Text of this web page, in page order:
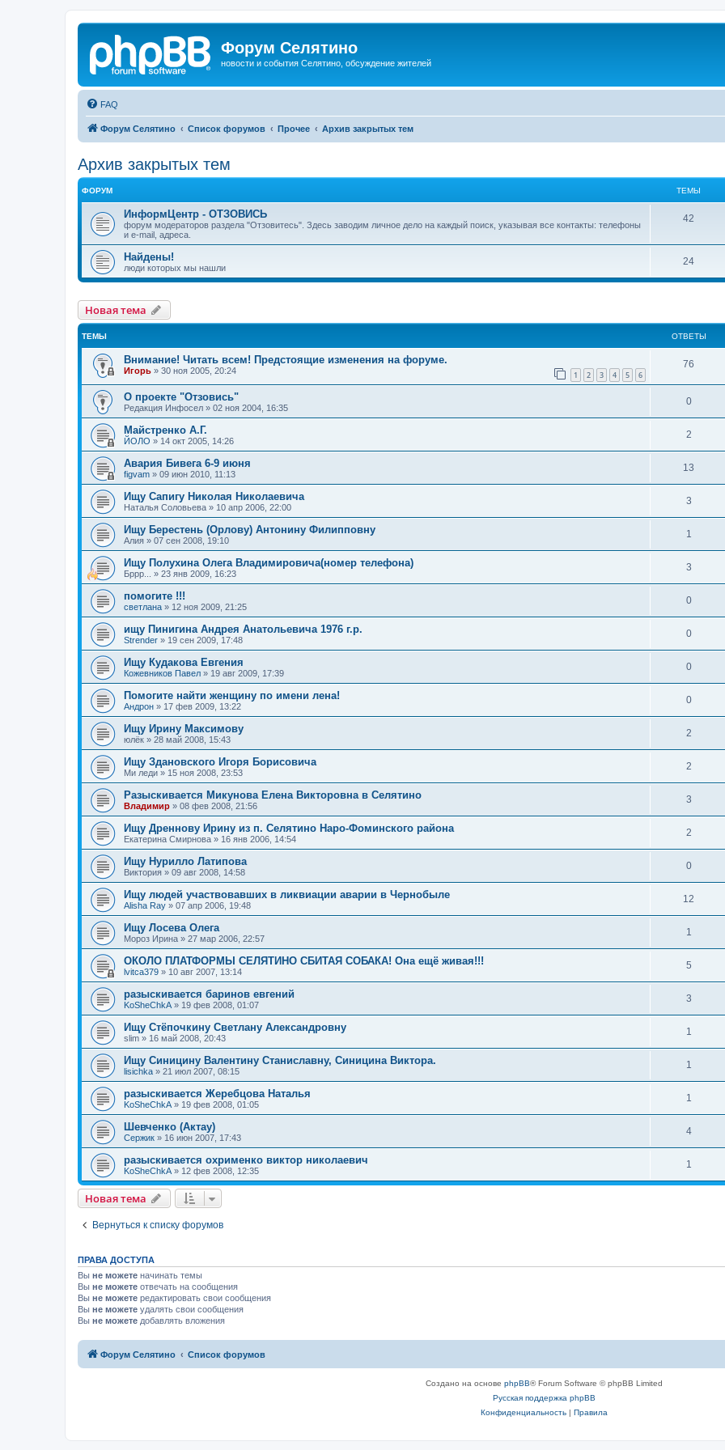
Форум Селятино
новости и события Селятино, обсуждение жителей
FAQ
Форум Селятино Список форумов Прочее Архив закрытых тем
Архив закрытых тем
ФОРУМ ТЕМЫ
ИнформЦентр - ОТЗОВИСЬ
форум модераторов раздела "Отзовитесь". Здесь заводим личное дело на каждый поиск, указывая все контакты: телефоны
и e-mail, адреса.
42
Найдены!
люди которых мы нашли
24
Новая тема
ТЕМЫ ОТВЕТЫ
Внимание! Читать всем! Предстоящие изменения на форуме.
Игорь » 30 ноя 2005, 20:24 1 2 3 4 5 6
76
О проекте "Отзовись"
Редакция Инфосел » 02 ноя 2004, 16:35
0
Майстренко А.Г.
ЙОЛО » 14 окт 2005, 14:26
2
Авария Бивега 6-9 июня
figvam » 09 июн 2010, 11:13
13
Ищу Сапигу Николая Николаевича
Наталья Соловьева » 10 апр 2006, 22:00
3
Ищу Берестень (Орлову) Антонину Филипповну
Алия » 07 сен 2008, 19:10
1
Ищу Полухина Олега Владимировича(номер телефона)
Бррр... » 23 янв 2009, 16:23
3
помогите !!!
светлана » 12 ноя 2009, 21:25
0
ищу Пинигина Андрея Анатольевича 1976 г.р.
Strender » 19 сен 2009, 17:48
0
Ищу Кудакова Евгения
Кожевников Павел » 19 авг 2009, 17:39
0
Помогите найти женщину по имени лена!
Андрон » 17 фев 2009, 13:22
0
Ищу Ирину Максимову
юлёк » 28 май 2008, 15:43
2
Ищу Здановского Игоря Борисовича
Ми леди » 15 ноя 2008, 23:53
2
Разыскивается Микунова Елена Викторовна в Селятино
Владимир » 08 фев 2008, 21:56
3
Ищу Дреннову Ирину из п. Селятино Наро-Фоминского района
Екатерина Смирнова » 16 янв 2006, 14:54
2
Ищу Нурилло Латипова
Виктория » 09 авг 2008, 14:58
0
Ищу людей участвовавших в ликвиации аварии в Чернобыле
Alisha Ray » 07 апр 2006, 19:48
12
Ищу Лосева Олега
Мороз Ирина » 27 мар 2006, 22:57
1
ОКОЛО ПЛАТФОРМЫ СЕЛЯТИНО СБИТАЯ СОБАКА! Она ещё живая!!!
lvitca379 » 10 авг 2007, 13:14
5
разыскивается баринов евгений
KoSheChkA » 19 фев 2008, 01:07
3
Ищу Стёпочкину Светлану Александровну
slim » 16 май 2008, 20:43
1
Ищу Синицину Валентину Станиславну, Синицина Виктора.
lisichka » 21 июл 2007, 08:15
1
разыскивается Жеребцова Наталья
KoSheChkA » 19 фев 2008, 01:05
1
Шевченко (Актау)
Сержик » 16 июн 2007, 17:43
4
разыскивается охрименко виктор николаевич
KoSheChkA » 12 фев 2008, 12:35
1
Новая тема
Вернуться к списку форумов
ПРАВА ДОСТУПА
Вы не можете начинать темы
Вы не можете отвечать на сообщения
Вы не можете редактировать свои сообщения
Вы не можете удалять свои сообщения
Вы не можете добавлять вложения
Форум Селятино Список форумов
Создано на основе phpBB® Forum Software © phpBB Limited
Русская поддержка phpBB
Конфиденциальность| Правила